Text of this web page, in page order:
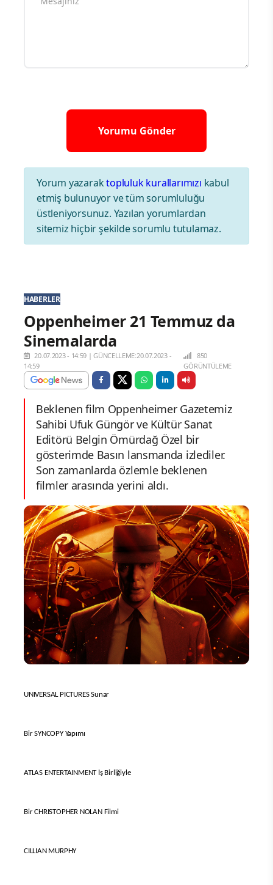
Yorum yazaraktopluluk kurallarımızı kabul
etmiş bulunuyor ve tüm sorumluluğu
üstleniyorsunuz. Yazılan yorumlardan
sitemiz hiçbir şekilde sorumlu tutulamaz.
HABERLER
Oppenheimer 21 Temmuz da
Sinemalarda
20.07.2023 - 14:59 |GÜNCELLEME:20.07.2023 -
14:59
850
GÖRÜNTÜLEME
Beklenen film Oppenheimer Gazetemiz
Sahibi Ufuk Güngör ve Kültür Sanat
Editörü Belgin Ömürdağ Özel bir
gösterimde Basın lansmanda izlediler.
Son zamanlarda özlemle beklenen
filmler arasında yerini aldı.
UNIVERSAL PICTURES Sunar
Bir SYNCOPY Yapımı
ATLAS ENTERTAINMENT İş Birliğiyle
Bir CHRISTOPHER NOLAN Filmi
CILLIAN MURPHY